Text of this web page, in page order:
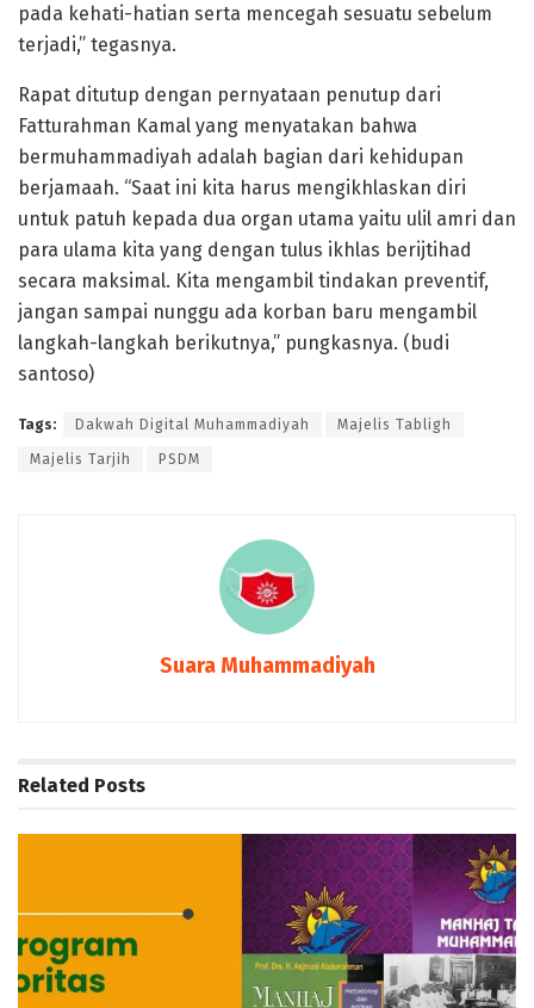
pada kehati-hatian serta mencegah sesuatu sebelum
terjadi,” tegasnya.
Rapat ditutup dengan pernyataan penutup dari
Fatturahman Kamal yang menyatakan bahwa
bermuhammadiyah adalah bagian dari kehidupan
berjamaah. “Saat ini kita harus mengikhlaskan diri
untuk patuh kepada dua organ utama yaitu ulil amri dan
para ulama kita yang dengan tulus ikhlas berijtihad
secara maksimal. Kita mengambil tindakan preventif,
jangan sampai nunggu ada korban baru mengambil
langkah-langkah berikutnya,” pungkasnya. (budi
santoso)
Tags: Dakwah Digital Muhammadiyah Majelis Tabligh
Majelis Tarjih PSDM
Suara Muhammadiyah
Related Posts